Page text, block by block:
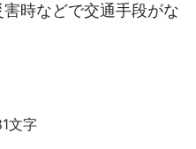
時などで交通手段がな
文字